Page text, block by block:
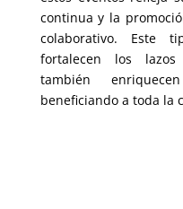
continua y la
colaborativo. Este
fortalecen los
también
beneficiando a toda la